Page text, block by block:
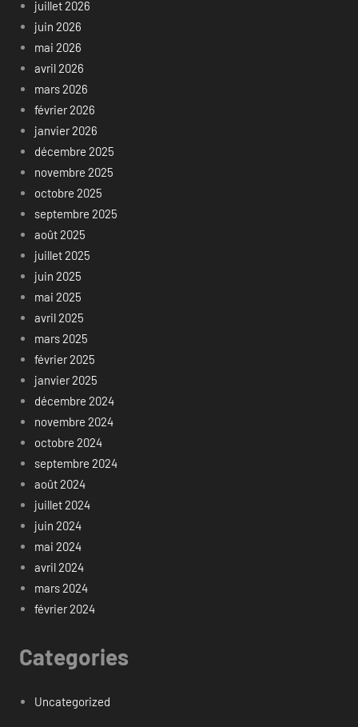
juillet 2026
juin 2026
mai 2026
avril 2026
mars 2026
février 2026
janvier 2026
décembre 2025
novembre 2025
octobre 2025
septembre 2025
août 2025
juillet 2025
juin 2025
mai 2025
avril 2025
mars 2025
février 2025
janvier 2025
décembre 2024
novembre 2024
octobre 2024
septembre 2024
août 2024
juillet 2024
juin 2024
mai 2024
avril 2024
mars 2024
février 2024
Categories
Uncategorized